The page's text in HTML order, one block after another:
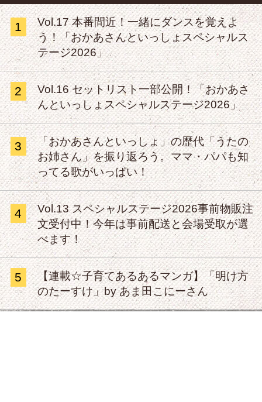
1
Vol.17 本番間近！一緒にダンスを覚えよ
う！「おかあさんといっしょスペシャルス
テージ2026」
2
Vol.16 セットリスト一部公開！「おかあさ
んといっしょスペシャルステージ2026」
3
「おかあさんといっしょ」の歴代「うたの
お姉さん」を振り返ろう。ママ・パパも知
ってる歌がいっぱい！
4
Vol.13 スペシャルステージ2026事前物販注
文受付中！今年は事前配送と会場受取が選
べます！
5
【連載☆子育てあるあるマンガ】「明け方
のたーすけ」by あま田こにーさん